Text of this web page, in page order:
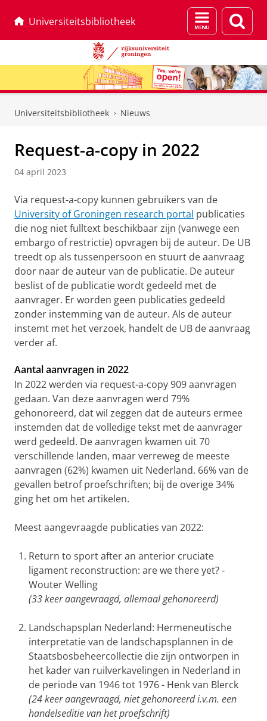
Universiteitsbibliotheek
Menu
en
Universiteitsbibliotheek Nieuws
Request-a-copy in 2022
04 april 2023
Via request-a-copy kunnen gebruikers van de
University of Groningen research portal publicaties
die nog niet fulltext beschikbaar zijn (vanwege een
embargo of restrictie) opvragen bij de auteur. De UB
treedt op als tussenpersoon en stuurt de aanvraag
door naar de auteur van de publicatie. De auteur
beslist of de publicatie wordt gedeeld met de
aanvrager. Er worden geen publicaties gedeeld
zonder instemming van de auteur. Als de auteur
instemt met het verzoek, handelt de UB de aanvraag
verder af.
Aantal aanvragen in 2022
In 2022 werden via request-a-copy 909 aanvragen
gedaan. Van deze aanvragen werd 79%
gehonoreerd, dat wil zeggen dat de auteurs ermee
instemden dat de volledige tekst met de aanvrager
werd gedeeld. De aanvragen kwamen uit 70
verschillende landen, maar verreweg de meeste
aanvragen (62%) kwamen uit Nederland. 66% van de
gevallen betrof proefschriften; bij de overige 34%
ging het om het artikelen.
Meest aangevraagde publicaties van 2022:
Return to sport after an anterior cruciate
ligament reconstruction: are we there yet? -
Wouter Welling
(33 keer aangevraagd, allemaal gehonoreerd)
Landschapsplan Nederland: Hermeneutische
interpretatie van de landschapsplannen in de
Staatsbosbeheercollectie die zijn ontworpen in
het kader van ruilverkavelingen in Nederland in
de periode van 1946 tot 1976 - Henk van Blerck
(24 keer aangevraagd, niet gehonoreerd i.v.m. een
handelseditie van het proefschrift)